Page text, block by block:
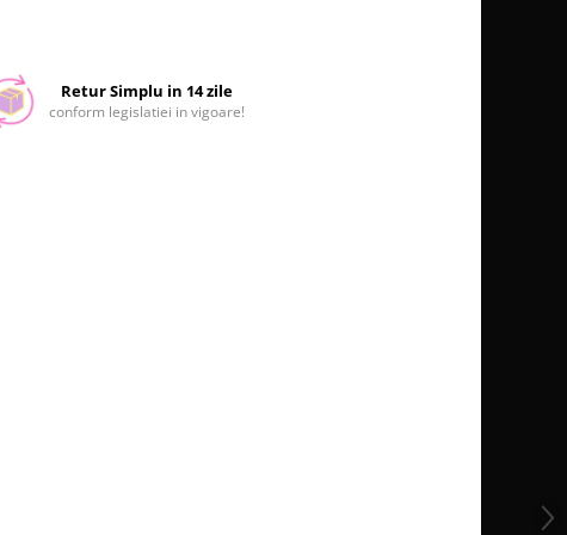
Retur Simplu in 14 zile
conform legislatiei in vigoare!